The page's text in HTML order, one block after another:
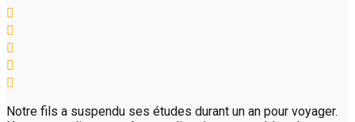
Notre fils a suspendu ses études durant un an pour voyager.